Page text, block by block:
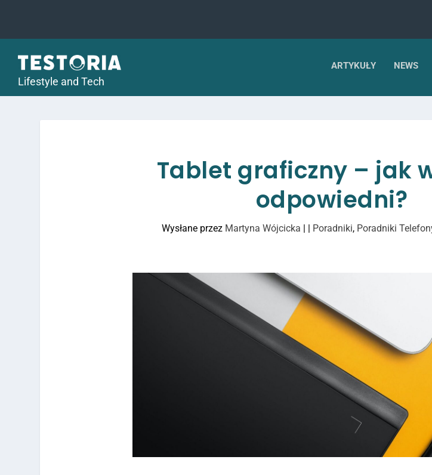
Lifestyle and Tech
ARTYKUŁY NEWS
Tablet graficzny – jak
odpowiedni?
Wysłane przez Martyna Wójcicka | | Poradniki, Poradniki